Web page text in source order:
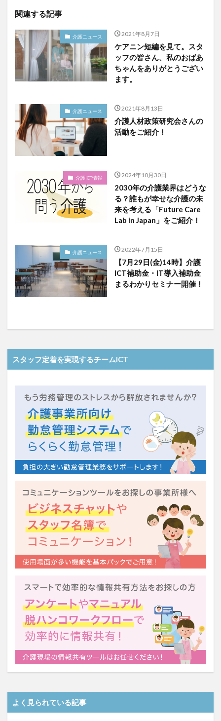
関連する記事
介護ニュース 2021年8月7日
ケアニン短編を見て。スタ
ッフの皆さん、私のおばあ
ちゃんをありがとうござい
ます。
介護ニュース 2021年8月13日
介護人材政策研究会さんの
活動をご紹介！
介護ICT情報 2024年10月30日
2030年の介護業界はどうな
る？誰もが幸せな介護の未
来を考える「Future Care
Lab in Japan」をご紹介！
介護ニュース 2022年7月15日
【7月29日(金)14時】介護
ICT補助金・IT導入補助金
まるわかりセミナー開催！
スタッフ定着を実現するチームICT
よく見られている記事